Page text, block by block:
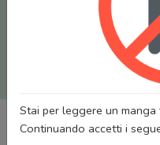
sul nostro nuovo sito (
Manga classici,
Potrai effettuare illogin
tutti i dati sono
perderai alcun dato,
Stai per leggere un manga
Continuando accetti i